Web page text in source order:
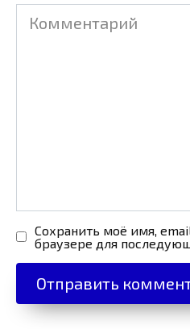
Комментарий
Сохранить моё имя,
браузере для